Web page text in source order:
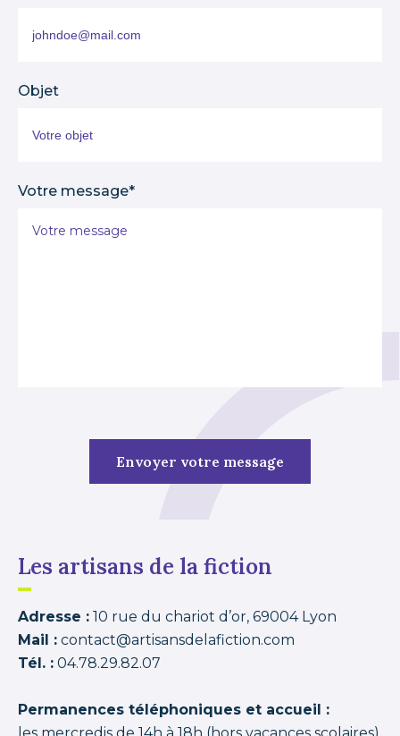
Objet
Votre message*
Les artisans de la fiction
Adresse : 10 rue du chariot d’or, 69004 Lyon
Mail : contact@artisansdelafiction.com
Tél. : 04.78.29.82.07
Permanences téléphoniques et accueil :